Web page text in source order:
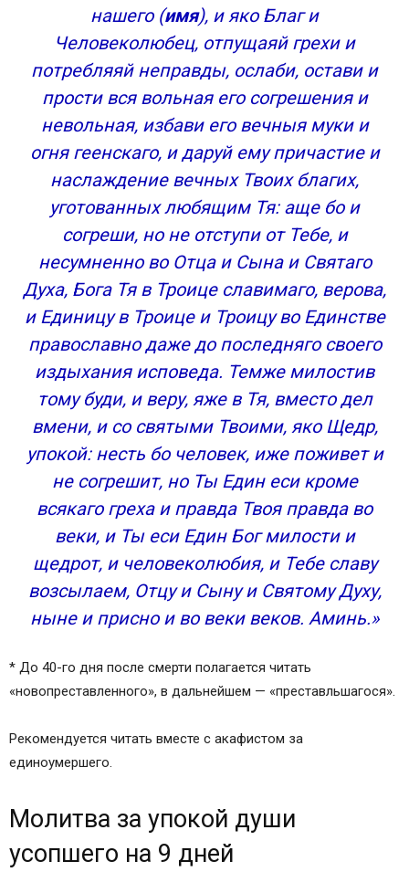
нашего (имя), и яко Благ и
Человеколюбец, отпущаяй грехи и
потребляяй неправды, ослаби, остави и
прости вся вольная его согрешения и
невольная, избави его вечныя муки и
огня геенскаго, и даруй ему причастие и
наслаждение вечных Твоих благих,
уготованных любящим Тя: аще бо и
согреши, но не отступи от Тебе, и
несумненно во Отца и Сына и Святаго
Духа, Бога Тя в Троице славимаго, верова,
и Единицу в Троице и Троицу во Единстве
православно даже до последняго своего
издыхания исповеда. Темже милостив
тому буди, и веру, яже в Тя, вместо дел
вмени, и со святыми Твоими, яко Щедр,
упокой: несть бо человек, иже поживет и
не согрешит, но Ты Един еси кроме
всякаго греха и правда Твоя правда во
веки, и Ты еси Един Бог милости и
щедрот, и человеколюбия, и Тебе славу
возсылаем, Отцу и Сыну и Святому Духу,
ныне и присно и во веки веков. Аминь.»
* До 40-го дня после смерти полагается читать
«новопреставленного», в дальнейшем — «преставльшагося».
Рекомендуется читать вместе с акафистом за
единоумершего.
Молитва за упокой души
усопшего на 9 дней